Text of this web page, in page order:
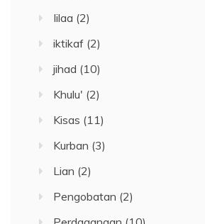
Iilaa (2)
iktikaf (2)
jihad (10)
Khulu' (2)
Kisas (11)
Kurban (3)
Lian (2)
Pengobatan (2)